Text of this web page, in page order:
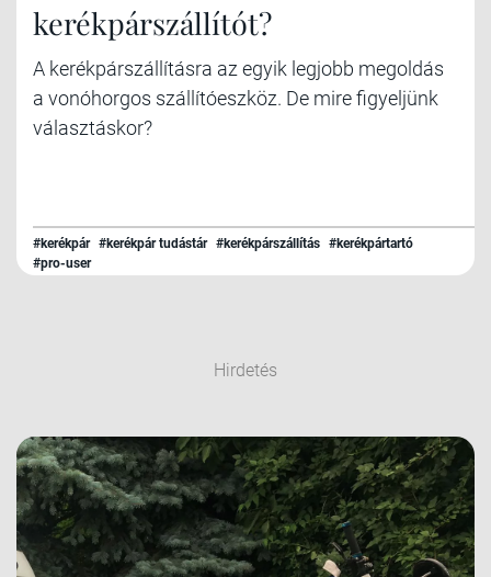
kerékpárszállítót?
A kerékpárszállításra az egyik legjobb megoldás
a vonóhorgos szállítóeszköz. De mire figyeljünk
választáskor?
#kerékpár #kerékpár tudástár #kerékpárszállítás #kerékpártartó
#pro-user
Hirdetés